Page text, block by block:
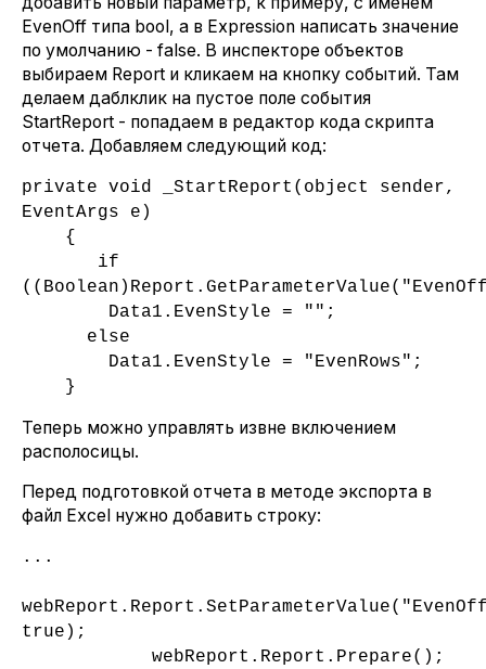
EvenOff типа bool, а в Expression написать значение
по умолчанию - false. В инспекторе объектов
выбираем Report и кликаем на кнопку событий. Там
делаем даблклик на пустое поле события
StartReport - попадаем в редактор кода скрипта
отчета. Добавляем следующий код:
private void _StartReport(object sender,
EventArgs e)
{
if
Data1.EvenStyle = "";
else
Data1.EvenStyle = "EvenRows";
}
Теперь можно управлять извне включением
располосицы.
Перед подготовкой отчета в методе экспорта в
файл Excel нужно добавить строку:
...
webReport.Report.
true);
webReport.Report.Prepare();